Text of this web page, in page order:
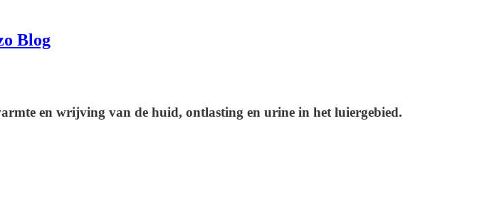
Blog
en wrijving van de huid, ontlasting en urine in het luiergebied.